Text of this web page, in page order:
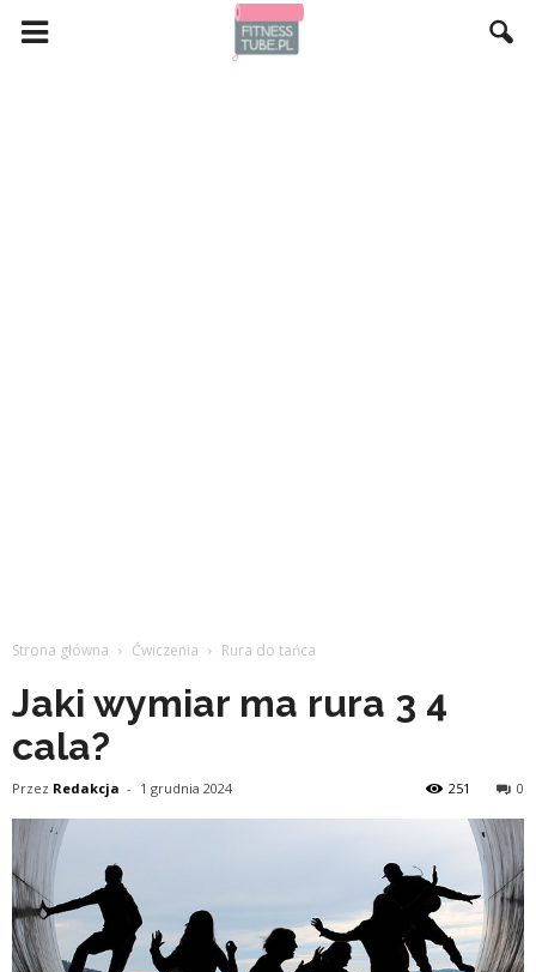
Strona główna Ćwiczenia Rura do tańca
Jaki wymiar ma rura 3 4
cala?
Przez Redakcja - 1 grudnia 2024 0
251